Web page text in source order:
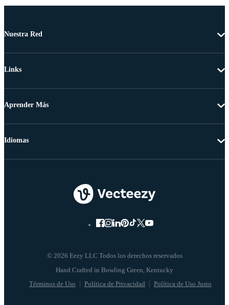
Nuestra Red
Links
Aprender Más
© 2026 Eezy LLC Todos los derechos reservados
Términos de Uso Política de Privacidad Política de Uso Justo
Idiomas